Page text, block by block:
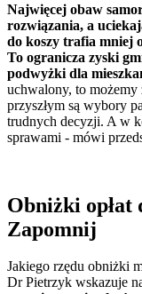
Najwięcej obaw
rozwiązania, a
do koszy trafia mniej
To ogranicza zyski
podwyżki dla
uchwalony, to
przyszłym są wybory
trudnych decyzji. A w
sprawami - mówi
​Obniżki opłat
Zapomnij
Jakiego rzędu obniżki
Dr Pietrzyk wskazuje